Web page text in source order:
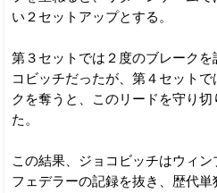
い２セットアップとする。
第３セットでは２度のブレーク
コビッチだったが、第４セット
クを奪うと、このリードを守り
た。
この結果、ジョコビッチはウィ
フェデラーの記録を抜き、歴代